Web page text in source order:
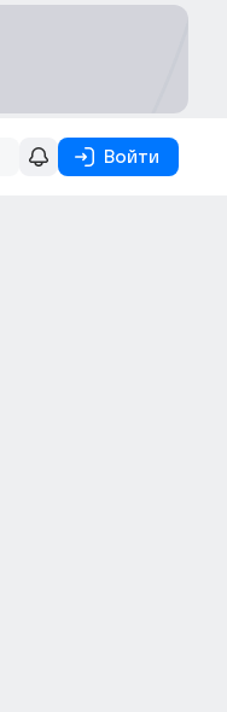
Войти